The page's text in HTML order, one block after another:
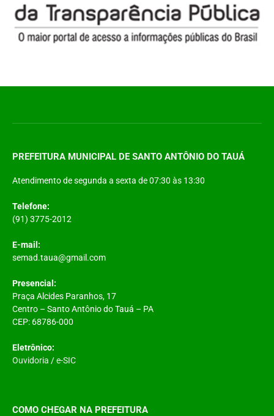
PREFEITURA MUNICIPAL DE SANTO ANTÔNIO DO TAUÁ
Atendimento de segunda a sexta de 07:30 às 13:30
Telefone:
(91) 3775-2012
E-mail:
semad.taua@gmail.com
Presencial:
Praça Alcides Paranhos, 17
Centro – Santo Antônio do Tauá – PA
CEP: 68786-000
Eletrônico:
Ouvidoria /e-SIC
COMO CHEGAR NA PREFEITURA